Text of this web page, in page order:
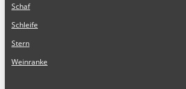
Schaf
Schleife
Stern
Weinranke